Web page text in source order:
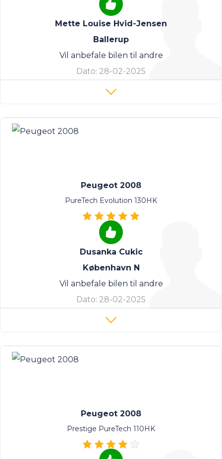
Mette Louise Hvid-Jensen
Ballerup
Vil anbefale bilen til andre
Dato: 28-02-2025
Peugeot 2008
PureTech Evolution 130HK
Dusanka Cukic
København N
Vil anbefale bilen til andre
Dato: 28-02-2025
Peugeot 2008
Prestige PureTech 110HK